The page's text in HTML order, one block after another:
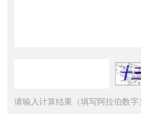
请输入计算结果（填写阿拉伯数